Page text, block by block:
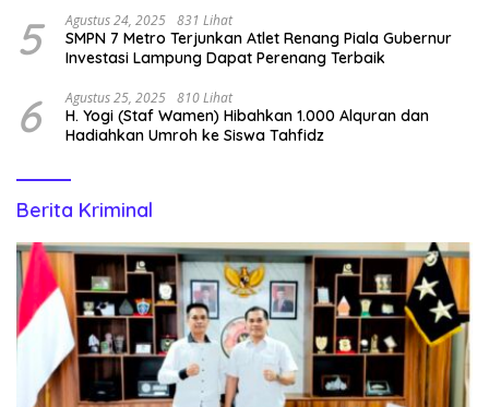
5 Agustus 24, 2025 831 Lihat
SMPN 7 Metro Terjunkan Atlet Renang Piala Gubernur
Investasi Lampung Dapat Perenang Terbaik
6 Agustus 25, 2025 810 Lihat
H. Yogi (Staf Wamen) Hibahkan 1.000 Alquran dan
Hadiahkan Umroh ke Siswa Tahfidz
Berita Kriminal